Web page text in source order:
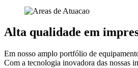
Alta qualidade em
Em nosso amplo portfólio de
Com a tecnologia inovadora das nossas